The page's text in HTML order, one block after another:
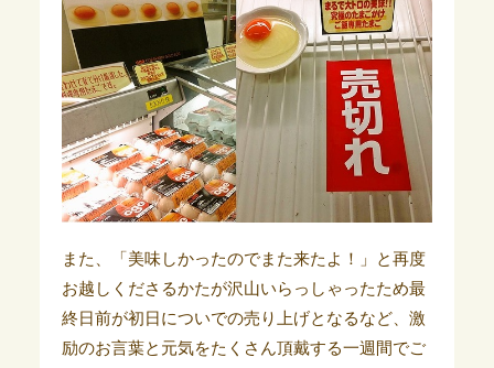
また、「美味しかったのでまた来たよ！」と再度
お越しくださるかたが沢山いらっしゃったため最
終日前が初日についでの売り上げとなるなど、激
励のお言葉と元気をたくさん頂戴する一週間でご